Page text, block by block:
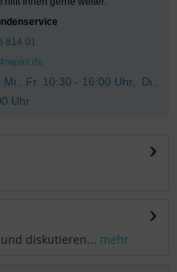
814 01
Fr. 10:30 - 16:00 Uhr, Di.,
Uhr
diskutieren... mehr